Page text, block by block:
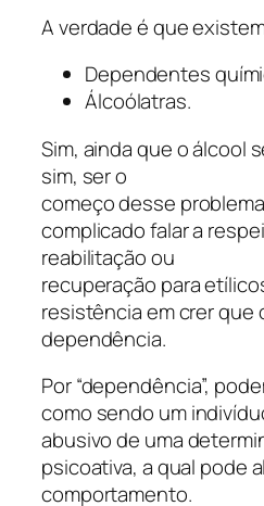
A verdade é que
Dependentes
Álcoólatras.
Sim, ainda que o álcool
sim, ser o
começo desse
complicado falar a
reabilitação ou
recuperação para
resistência em crer que
dependência.
Por “dependência”,
como sendo um
abusivo de uma
psicoativa, a qual pode
comportamento.